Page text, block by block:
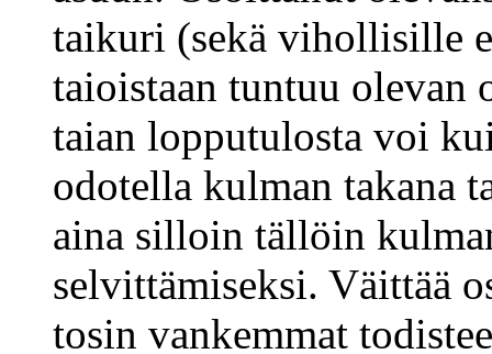
taikuri (sekä vihollisille
taioistaan tuntuu olevan
taian lopputulosta voi
odotella kulman takana
aina silloin tällöin
selvittämiseksi. Väittää
tosin vankemmat